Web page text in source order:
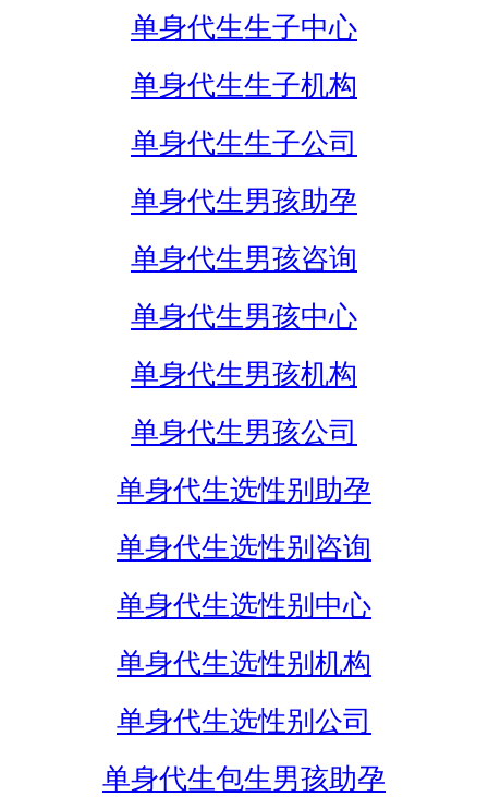
单身代生生子中心
单身代生生子机构
单身代生生子公司
单身代生男孩助孕
单身代生男孩咨询
单身代生男孩中心
单身代生男孩机构
单身代生男孩公司
单身代生选性别助孕
单身代生选性别咨询
单身代生选性别中心
单身代生选性别机构
单身代生选性别公司
单身代生包生男孩助孕